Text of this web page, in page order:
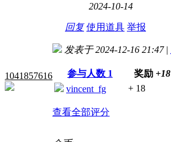
2024-10-14
回复 使用道具 举报
1041857616
发表于 2024-12-16 21:47 |
参与人数 1 奖励 +18
vincent_fg
+ 18
查看全部评分